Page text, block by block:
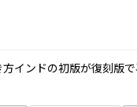
方インドの初版が復刻版